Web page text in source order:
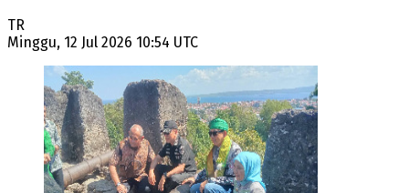
TR
Minggu, 12 Jul 2026 10:54 UTC